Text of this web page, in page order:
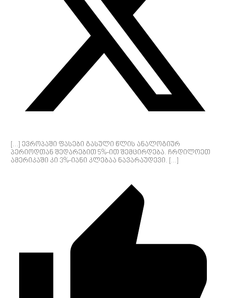
[…] ევროპაში ფასები გასული წლის ანალოგიურ
პერიოდთან შედარებით 5%-ით შემცირდება. ჩრდილოეთ
ამერიკაში კი 3%-იანი კლებაა ნავარაუდევი. […]